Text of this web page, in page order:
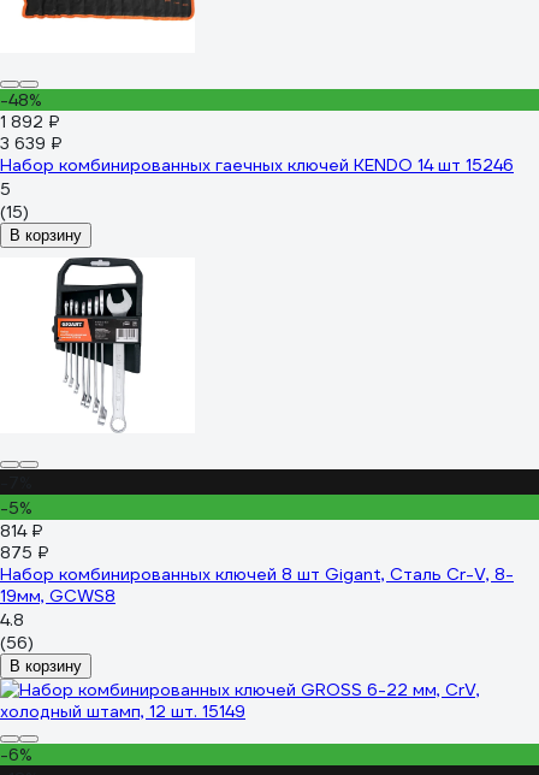
-48%
1 892 ₽
3 639 ₽
Набор комбинированных гаечных ключей KENDO 14 шт 15246
5
(15)
В корзину
-5%
814 ₽
875 ₽
Набор комбинированных ключей 8 шт Gigant, Сталь Cr-V, 8-
19мм, GCWS8
4.8
(56)
В корзину
-6%